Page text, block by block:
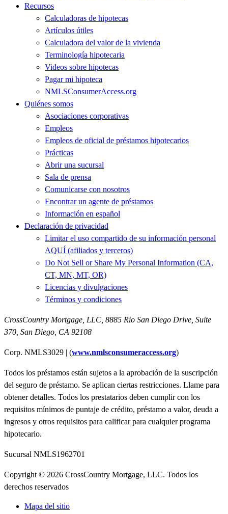
Recursos
Calculadoras de hipotecas
Artículos útiles
Calculadora del valor de la vivienda
Terminología hipotecaria
Videos sobre hipotecas
Pagar mi hipoteca
NMLSConsumerAccess.org
Quiénes somos
Asociaciones corporativas
Empleos
Empleos de oficial de préstamos hipotecarios
Prácticas
Abrir una sucursal
Sala de prensa
Comunicarse con nosotros
Encontrar un agente de préstamos
Información en español
Declaración de privacidad
Limitar el uso compartido de su información personal
AQUÍ (afiliados y terceros)
Do Not Sell or Share My Personal Information (CA,
CT, MN, MT, OR)
Licencias y divulgaciones
Términos y condiciones
CrossCountry Mortgage, LLC, 8885 Rio San Diego Drive, Suite
370 San Diego, CA 92108
Corp. NMLS3029 | (www.nmlsconsumeraccess.org)
Todos los préstamos están sujetos a la aprobación de la suscripción
del seguro de préstamo. Se aplican ciertas restricciones. Llame para
obtener detalles. Todos los prestatarios deben cumplir con los
requisitos mínimos de puntaje de crédito, préstamo a valor, deuda a
ingresos y otros requisitos para calificar para cualquier programa
hipotecario.
Sucursal NMLS1962701
Copyright © 2026 CrossCountry Mortgage, LLC. Todos los
derechos reservados
Mapa del sitio